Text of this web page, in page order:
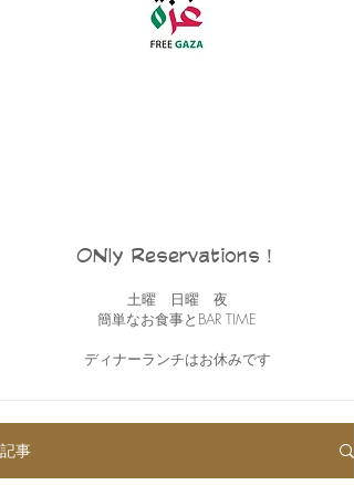
ONly Reservations！
土曜 日曜 夜
簡単なお食事とBAR TIME
ディナーランチはお休みです
記事